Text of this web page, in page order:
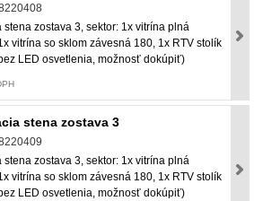
stena zostava 3, sektor: 1x vitrína plná
vitrína so sklom závesná 180, 1x RTV stolík
LED osvetlenia, možnosť dokúpiť)
stena zostava 3
stena zostava 3, sektor: 1x vitrína plná
vitrína so sklom závesná 180, 1x RTV stolík
LED osvetlenia, možnosť dokúpiť)